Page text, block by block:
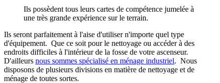
Ils possèdent tous leurs cartes de compétence jumelée à
une très grande expérience sur le terrain.
Ils seront parfaitement à l'aise d'utiliser n'importe quel type
d'équipement. Que ce soit pour le nettoyage ou accéder à des
endroits difficiles à l'intérieur de la fosse de votre ascenseur.
D'ailleurs nous sommes spécialisé en ménage industriel. Nous
disposons de plusieurs divisions en matière de nettoyage et de
ménage de toutes sortes.